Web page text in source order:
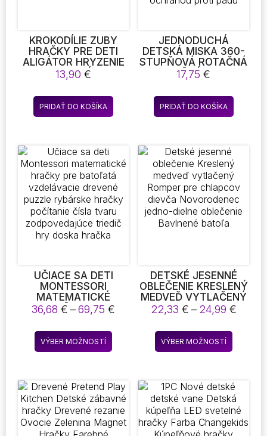
KROKODÍLIE ZUBY
HRAČKY PRE DETI
ALIGÁTOR HRYZENIE
PRSTOV ZUBÁR HRY.
ZÁBAVNÉ NA PÁRTY
A PRE DETI HRA NA
ŠŤASTIE ŽARTÍKY PRE
DETI HRAČKY
13,90€
PRIDAŤ DO KOŠÍKA
JEDNODUCHÁ
DETSKÁ MISKA 360-
STUPŇOVÁ ROTAČNÁ
BALANČNÁ MISKA,
SKVELÉ POUŽITIE
ROZLOŽENIE MISKY
GYRO S OCHRANOU
PROTI ÚNIKU, DETSKÁ
PÁDU
17,75€
PRIDAŤ DO KOŠÍKA
UČIACE SA DETI
MONTESSORI
MATEMATICKÉ
HRAČKY PRE
BATOĽATÁ
VZDELÁVACIE
DREVENÉ PUZZLE
RYBÁRSKE HRAČKY
ZODPOVEDAJÚCE
TRIEDIČ HRY DOSKA
HRAČKA
36,68€ –69,75€
VÝBER MOŽNOSTÍ
Tento
produkt
variantov.
Možnosti
si
môžete
DETSKÉ JESENNÉ
OBLEČENIE KRESLENÝ
MEDVEĎ VYTLAČENÝ
ROMPER PRE
CHLAPCOV DIEVČA
NOVORODENEC
JEDNO-DIELNE
OBLEČENIE BAVLNENÉ
22,33 € – 24,99 €Price
VÝBER MOŽNOSTÍ
Tento
produkt
si
môžete